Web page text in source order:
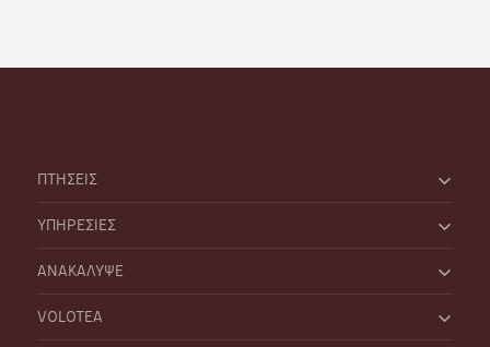
ΠΤΗΣΕΙΣ
ΥΠΗΡΕΣΙΕΣ
ΑΝΑΚΑΛΥΨΕ
VOLOTEA